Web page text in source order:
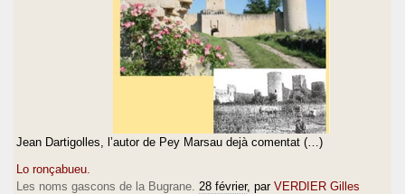
Jean Dartigolles, l’autor de Pey Marsau dejà comentat (…)
Lo ronçabueu.
Les noms gascons de la Bugrane. 28 février, par VERDIER Gilles